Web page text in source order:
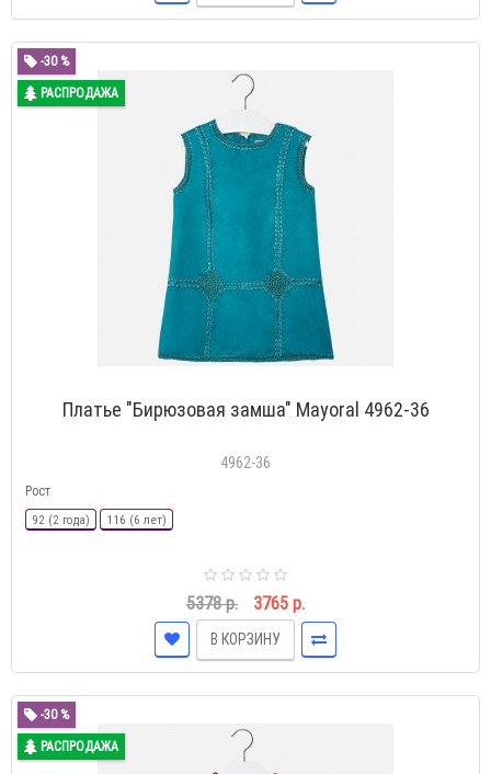
-30 %
РАСПРОДАЖА
Платье "Бирюзовая замша" Mayoral 4962-36
4962-36
Рост
92 (2 года) 116 (6 лет)
5378 р. 3765 р.
В КОРЗИНУ
-30 %
РАСПРОДАЖА